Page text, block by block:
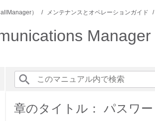
） メンテナンスとオペレーションガイド
章のタイトル： パスワ